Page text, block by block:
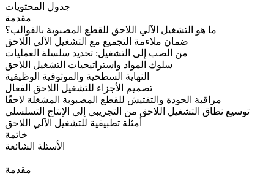
جدول المحتويات
مقدمة
ما هو التشغيل الآلي اللاحق للقطع المصبوبة بالقوالب؟
ضمان ملاءمة التجميع مع التشغيل الآلي اللاحق
من الصب إلى التشغيل: تحديد سلسلة العمليات
سلوك المواد واستراتيجيات التشغيل اللاحق
النهاية السطحية والموثوقية الوظيفية
تصميم الأجزاء للتشغيل اللاحق الفعال
مراقبة الجودة والتفتيش للقطع المصبوبة المشغلة لاحقًا
توسيع نطاق التشغيل اللاحق من التجريبي إلى الإنتاج التسلسلي
أمثلة تطبيقية للتشغيل الآلي اللاحق
خاتمة
الأسئلة الشائعة
مقدمة